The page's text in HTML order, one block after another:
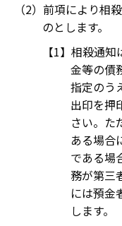
前項により相
のとします。
相殺通知
金等の債
指定のう
出印を押
さい。た
ある場合
である場
務が第三
には預金
します。